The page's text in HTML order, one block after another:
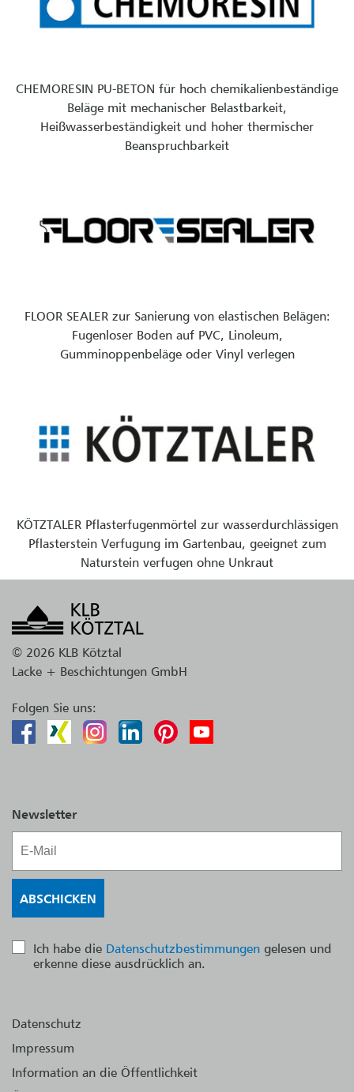
CHEMORESIN PU-BETON für hoch chemikalienbeständige
Beläge mit mechanischer Belastbarkeit,
Heißwasserbeständigkeit und hoher thermischer
Beanspruchbarkeit
FLOOR SEALER zur Sanierung von elastischen Belägen:
Fugenloser Boden auf PVC, Linoleum,
Gumminoppenbeläge oder Vinyl verlegen
KÖTZTALER Pflasterfugenmörtel zur wasserdurchlässigen
Pflasterstein Verfugung im Gartenbau, geeignet zum
Naturstein verfugen ohne Unkraut
© 2026 KLB Kötztal
Lacke + Beschichtungen GmbH
Folgen Sie uns:
Newsletter
Ich habe die Datenschutzbestimmungen gelesen und
erkenne diese ausdrücklich an.
Datenschutz
Impressum
Information an die Öffentlichkeit